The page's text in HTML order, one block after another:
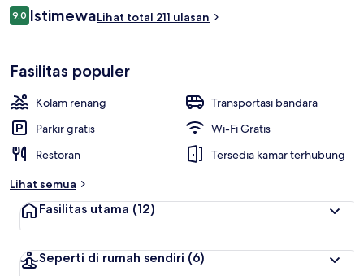
Ulasan
9,09,0 dari 10
IstimewaLihat total 211 ulasan
Fasilitas populer
Kolam renang
Transportasi bandara
Parkir gratis
Wi-Fi Gratis
Restoran
Tersedia kamar terhubung
Lihat semua
Fasilitas utama (12)
Seperti di rumah sendiri (6)